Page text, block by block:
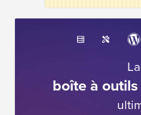
La
boîte à